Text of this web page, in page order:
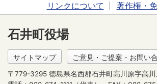
リンクについて
著作権・
石井町役場
サイトマップ ご意見・ご提案・お問い
〒779-3295 徳島県名西郡石井町高川原字高川